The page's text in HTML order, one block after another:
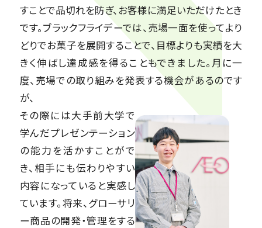
すことで品切れを防ぎ、お客様に満足いただけたとき
です。ブラックフライデーでは、売場一面を使ってより
どりでお菓子を展開することで、目標よりも実績を大
きく伸ばし達成感を得ることもできました。月に一
度、売場での取り組みを発表する機会があるのです
が、
その際には大手前大学で
学んだプレゼンテーション
の能力を活かすことがで
き、相手にも伝わりやすい
内容になっていると実感し
ています。将来、グローサリ
ー商品の開発・管理をする